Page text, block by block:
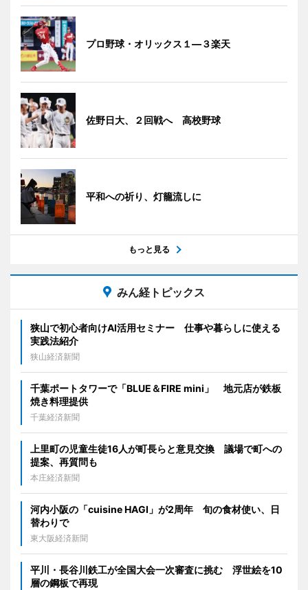
プロ野球・オリックス１―３楽天
佐野日大、２回戦へ 高校野球
平和への祈り、灯籠流しに
もっと見る
みん経トピックス
狭山で初心者向けAI活用セミナー 仕事や暮らしに使える
実践法紹介
狭山経済新聞
千葉ポートタワーで「BLUE＆FIRE mini」 地元店が鉄板
焼き料理提供
千葉経済新聞
上里町の児童生徒16人が町長らと意見交換 議場で町への
提案、再質問も
本庄経済新聞
河内小阪の「cuisine HAGI」が2周年 旬の食材使い、日
替わりで
東大阪経済新聞
平川・長谷川鉄工が全国大会一次審査に挑む 浮世絵を10
層の鋼板で再現